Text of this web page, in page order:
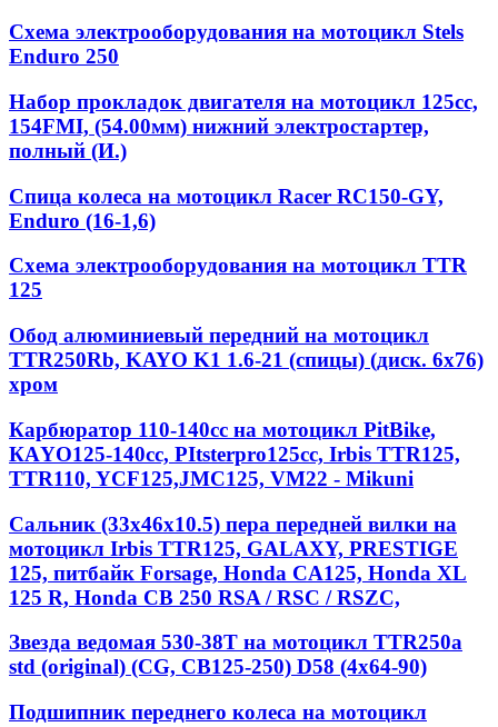
Схема электрооборудования на мотоцикл Stels
Enduro 250
Набор прокладок двигателя на мотоцикл 125cc,
154FMI, (54.00мм) нижний электростартер,
полный (И.)
Спица колеса на мотоцикл Racer RC150-GY,
Enduro (16-1,6)
Схема электрооборудования на мотоцикл TTR
125
Обод алюминиевый передний на мотоцикл
TTR250Rb, KAYO K1 1.6-21 (спицы) (диск. 6x76)
хром
Карбюратор 110-140cc на мотоцикл PitBike,
КАYО125-140сс, РItstеrрrо125сс, Irbis TTR125,
TTR110, YCF125,JMC125, VM22 - Mikuni
Сальник (33х46х10.5) пера передней вилки на
мотоцикл Irbis TTR125, GALAXY, PRESTIGE
125, питбайк Forsage, Honda CA125, Honda XL
125 R, Honda CB 250 RSA / RSC / RSZC,
Звезда ведомая 530-38T на мотоцикл TTR250a
std (original) (CG, CB125-250) D58 (4x64-90)
Подшипник переднего колеса на мотоцикл